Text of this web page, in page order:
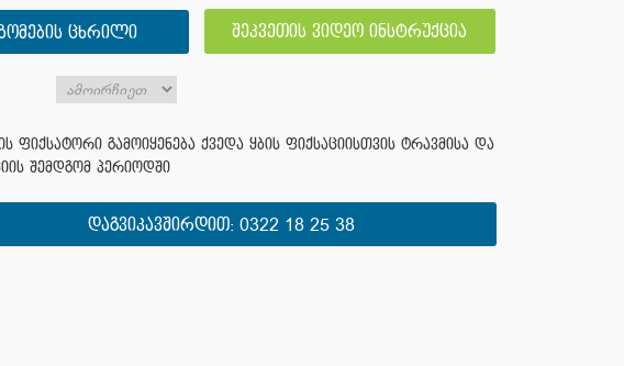
ᲪᲮᲠᲘᲚᲘ შეკვეთის ვიდეო ინსტრუქცია
ფიქსატორი გამოიყენება ქვედა ყბის ფიქსაციისთვის ტრავმისა და
შემდგომ პერიოდში
ᲓᲐᲒᲕᲘᲙᲐᲕᲨᲘᲠᲓᲘᲗ: 0322 18 25 38